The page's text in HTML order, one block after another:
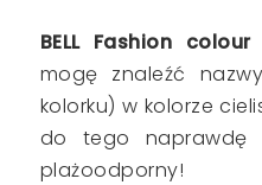
BELL Fashion colour
mogę znaleźć
kolorku) w kolorze
do tego naprawdę
plażoodporny!